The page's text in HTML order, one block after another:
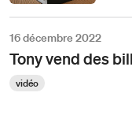
Tony vend des
vidéo
16 décembre 2022